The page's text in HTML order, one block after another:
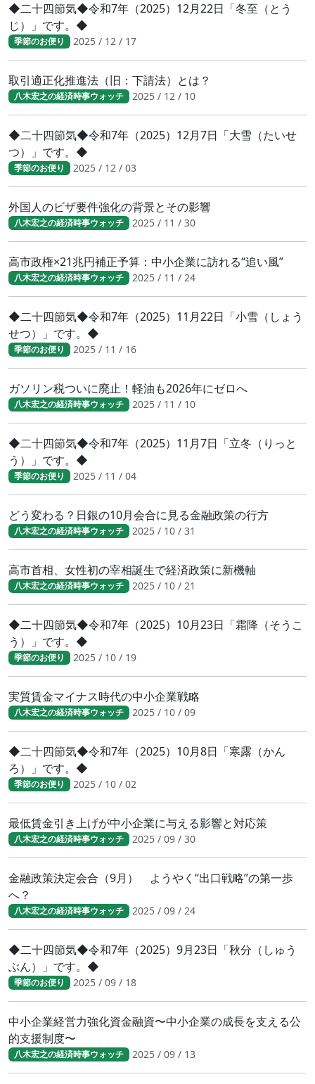
◆二十四節気◆令和7年（2025）12月22日「冬至（とう
じ）」です。◆
季節のお便り 2025 / 12 / 17
取引適正化推進法（旧：下請法）とは？
八木宏之の経済時事ウォッチ 2025 / 12 / 10
◆二十四節気◆令和7年（2025）12月7日「大雪（たいせ
つ）」です。◆
季節のお便り 2025 / 12 / 03
外国人のビザ要件強化の背景とその影響
八木宏之の経済時事ウォッチ 2025 / 11 / 30
高市政権×21兆円補正予算：中小企業に訪れる“追い風”
八木宏之の経済時事ウォッチ 2025 / 11 / 24
◆二十四節気◆令和7年（2025）11月22日「小雪（しょう
せつ）」です。◆
季節のお便り 2025 / 11 / 16
ガソリン税ついに廃止！軽油も2026年にゼロへ
八木宏之の経済時事ウォッチ 2025 / 11 / 10
◆二十四節気◆令和7年（2025）11月7日「立冬（りっと
う）」です。◆
季節のお便り 2025 / 11 / 04
どう変わる？日銀の10月会合に見る金融政策の行方
八木宏之の経済時事ウォッチ 2025 / 10 / 31
高市首相、女性初の宰相誕生で経済政策に新機軸
八木宏之の経済時事ウォッチ 2025 / 10 / 21
◆二十四節気◆令和7年（2025）10月23日「霜降（そうこ
う）」です。◆
季節のお便り 2025 / 10 / 19
実質賃金マイナス時代の中小企業戦略
八木宏之の経済時事ウォッチ 2025 / 10 / 09
◆二十四節気◆令和7年（2025）10月8日「寒露（かん
ろ）」です。◆
季節のお便り 2025 / 10 / 02
最低賃金引き上げが中小企業に与える影響と対応策
八木宏之の経済時事ウォッチ 2025 / 09 / 30
金融政策決定会合（9月） ようやく“出口戦略”の第一歩
へ？
八木宏之の経済時事ウォッチ 2025 / 09 / 24
◆二十四節気◆令和7年（2025）9月23日「秋分（しゅう
ぶん）」です。◆
季節のお便り 2025 / 09 / 18
中小企業経営力強化資金融資〜中小企業の成長を支える公
的支援制度〜
八木宏之の経済時事ウォッチ 2025 / 09 / 13